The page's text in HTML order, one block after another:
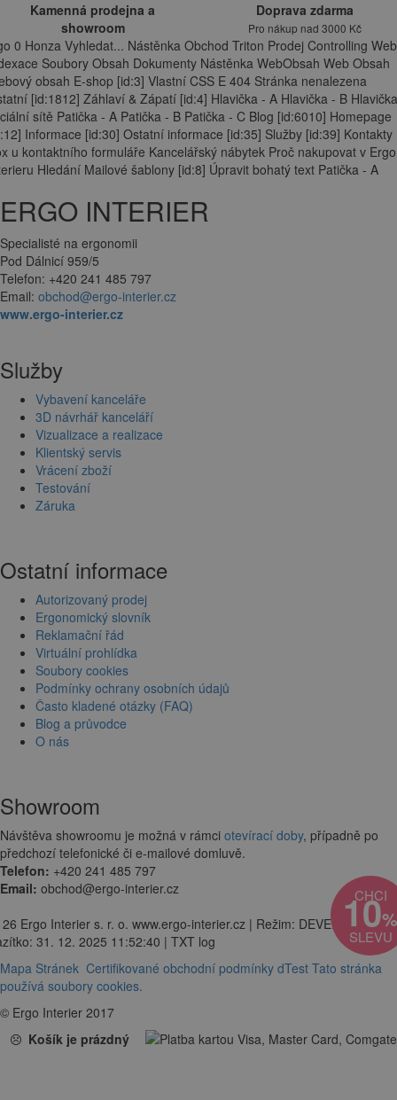
Kamenná prodejna a
showroom
Doprava zdarma
Pro nákup nad 3000 Kč
0 Honza Vyhledat... Nástěnka Obchod Triton Prodej Controlling Web
Soubory Obsah Dokumenty Nástěnka WebObsah Web Obsah
obsah E-shop [id:3] Vlastní CSS E 404 Stránka nenalezena
[id:1812] Záhlaví & Zápatí [id:4] Hlavička - A Hlavička - B
sítě Patička - A Patička - B Patička - C Blog [id:6010] Homepage
Informace [id:30] Ostatní informace [id:35] Služby [id:39] Kontakty
u kontaktního formuláře Kancelářský nábytek Proč nakupovat v Ergo
Hledání Mailové šablony [id:8] Úpravit bohatý text Patička - A
ERGO INTERIER
Specialisté na ergonomii
Pod Dálnicí 959/5
Telefon: +420 241 485 797
Email: obchod@ergo-interier.cz
www.ergo-interier.cz
Služby
Vybavení kanceláře
3D návrhář kanceláří
Vizualizace a realizace
Klientský servis
Vrácení zboží
Testování
Záruka
Ostatní informace
Autorizovaný prodej
Ergonomický slovník
Reklamační řád
Virtuální prohlídka
Soubory cookies
Podmínky ochrany osobních údajů
Často kladené otázky (FAQ)
Blog a průvodce
O nás
Showroom
Návštěva showroomu je možná v rámci otevírací doby, případně po
předchozí telefonické či e-mailové domluvě.
Telefon: +420 241 485 797
Email: obchod@ergo-interier.cz
Ergo Interier s. r. o. www.ergo-interier.cz | Režim: DEVELOPMENT |
31. 12. 2025 11:52:40 | TXT log
Mapa Stránek Certifikované obchodní podmínky dTest Tato stránka
používá soubory cookies.
© Ergo Interier 2017
Košík je prázdný
CHCI
10%
SLEVU